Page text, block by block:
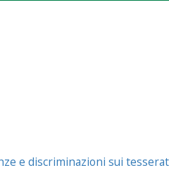
e discriminazioni sui